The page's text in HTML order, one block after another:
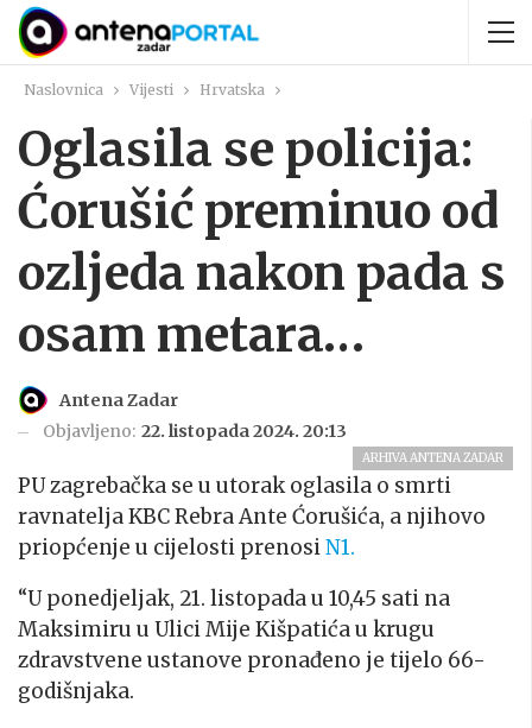
Naslovnica Vijesti Hrvatska
Oglasila se policija:
Ćorušić preminuo od
ozljeda nakon pada s
osam metara…
Antena Zadar
Objavljeno: 22. listopada 2024. 20:13
ARHIVA ANTENA ZADAR
PU zagrebačka se u utorak oglasila o smrti
ravnatelja KBC Rebra Ante Ćorušića, a njihovo
priopćenje u cijelosti prenosiN1.
“U ponedjeljak, 21. listopada u 10,45 sati na
Maksimiru u Ulici Mije Kišpatića u krugu
zdravstvene ustanove pronađeno je tijelo 66-
godišnjaka.